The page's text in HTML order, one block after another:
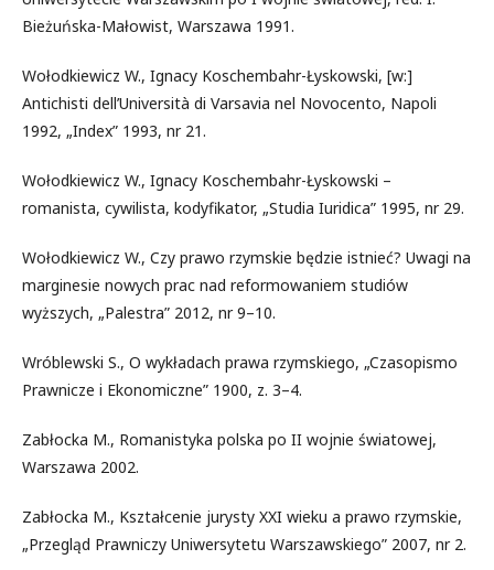
Bieżuńska-Małowist, Warszawa 1991.
Wołodkiewicz W., Ignacy Koschembahr-Łyskowski, [w:]
Antichisti dell’Università di Varsavia nel Novocento, Napoli
1992, „Index” 1993, nr 21.
Wołodkiewicz W., Ignacy Koschembahr-Łyskowski –
romanista, cywilista, kodyfikator, „Studia Iuridica” 1995, nr 29.
Wołodkiewicz W., Czy prawo rzymskie będzie istnieć? Uwagi na
marginesie nowych prac nad reformowaniem studiów
wyższych, „Palestra” 2012, nr 9–10.
Wróblewski S., O wykładach prawa rzymskiego, „Czasopismo
Prawnicze i Ekonomiczne” 1900, z. 3–4.
Zabłocka M., Romanistyka polska po II wojnie światowej,
Warszawa 2002.
Zabłocka M., Kształcenie jurysty XXI wieku a prawo rzymskie,
„Przegląd Prawniczy Uniwersytetu Warszawskiego” 2007, nr 2.